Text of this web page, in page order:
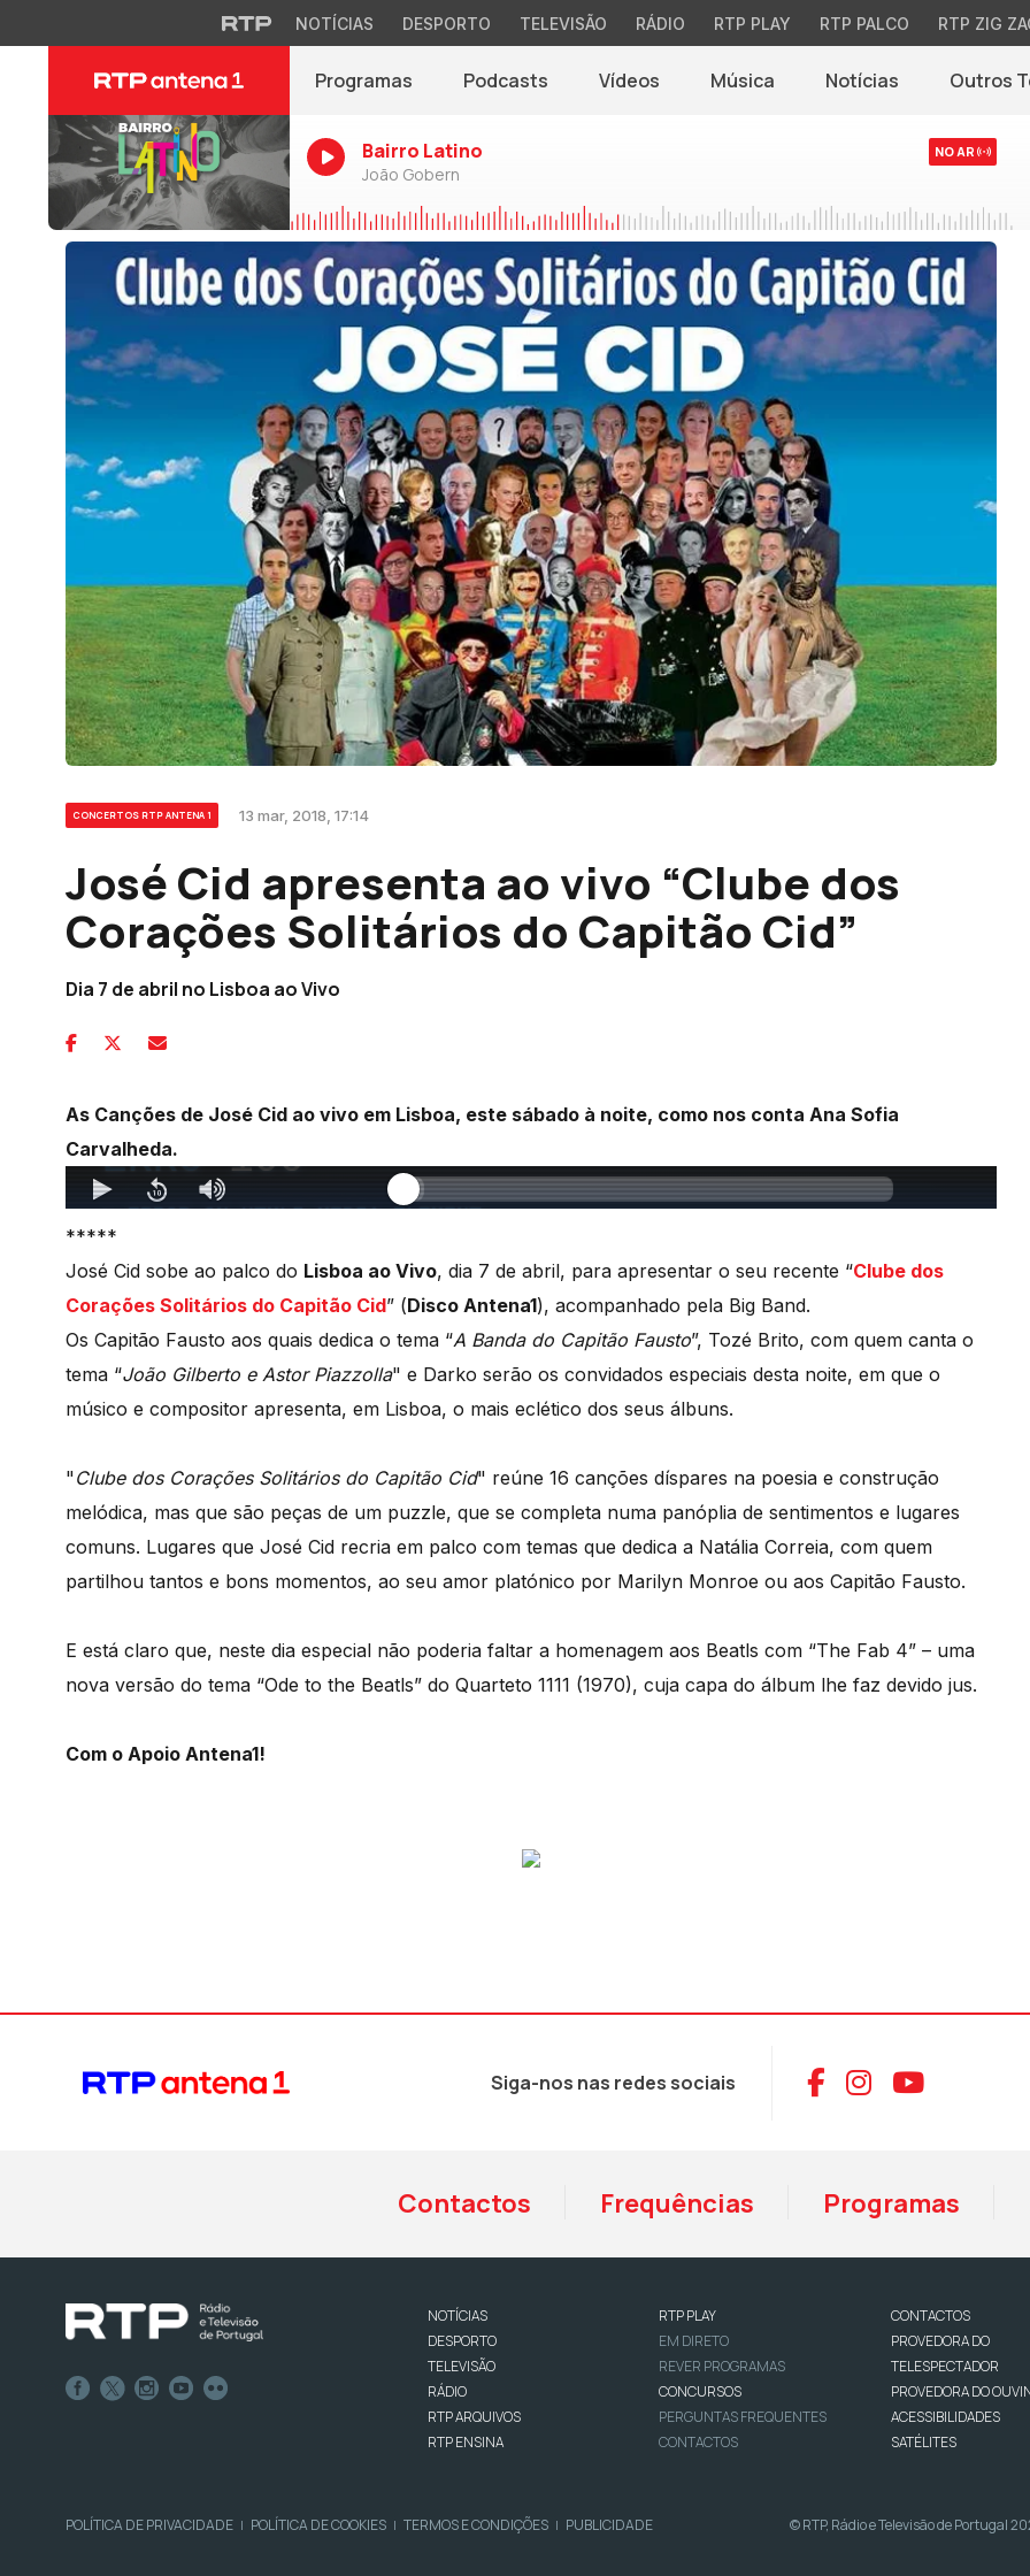
NOTÍCIAS DESPORTO TELEVISÃO RÁDIO RTP PLAY RTP PALCO RTP ZIG
Programas Podcasts Vídeos Música Notícias(abre em nova
Outros
Bairro Latino
João Gobern
NO AR
CONCERTOS RTP ANTENA 1 13 mar, 2018, 17:14
José Cid apresenta ao vivo “Clube dos
Corações Solitários do Capitão Cid”
Dia 7 de abril no Lisboa ao Vivo
As Canções de José Cid ao vivo em Lisboa, este sábado à noite, como nos conta Ana Sofia
Carvalheda.
*****
José Cid sobe ao palco do Lisboa ao Vivo, dia 7 de abril, para apresentar o seu recente “Clube dos
Corações Solitários do Capitão Cid” (Disco Antena1), acompanhado pela Big Band.
Os Capitão Fausto aos quais dedica o tema “A Banda do Capitão Fausto”, Tozé Brito, com quem canta o
tema “João Gilberto e Astor Piazzolla" e Darko serão os convidados especiais desta noite, em que o
músico e compositor apresenta, em Lisboa, o mais eclético dos seus álbuns.
"Clube dos Corações Solitários do Capitão Cid" reúne 16 canções díspares na poesia e construção
melódica, mas que são peças de um puzzle, que se completa numa panóplia de sentimentos e lugares
comuns. Lugares que José Cid recria em palco com temas que dedica a Natália Correia, com quem
partilhou tantos e bons momentos, ao seu amor platónico por Marilyn Monroe ou aos Capitão Fausto.
E está claro que, neste dia especial não poderia faltar a homenagem aos Beatls com “The Fab 4” – uma
nova versão do tema “Ode to the Beatls” do Quarteto 1111 (1970), cuja capa do álbum lhe faz devido jus.
Com o Apoio Antena1!
Siga-nos nas redes sociais Aceder ao
Aceder ao
Aceder
Contactos Frequências Programas
NOTÍCIAS
DESPORTO
TELEVISÃO
RÁDIO
RTP ARQUIVOS
RTP ENSINA
RTP PLAY
EM DIRETO
REVER PROGRAMAS
CONCURSOS
PERGUNTAS FREQUENTES
CONTACTOS
CONTACTOS
PROVEDORA DO
TELESPECTADOR
PROVEDORA DO
ACESSIBILIDADES
SATÉLITES
POLÍTICA DE PRIVACIDADE | POLÍTICA DE COOKIES | TERMOS E CONDIÇÕES | PUBLICIDADE © RTP, Rádio e Televisão de Portugal